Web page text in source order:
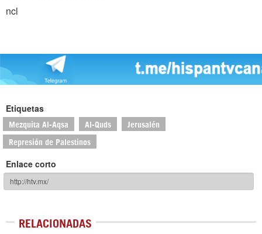
ncl
Etiquetas
Mezquita Al-Aqsa Al-Quds Jerusalén
Represión de Palestinos
Enlace corto
RELACIONADAS